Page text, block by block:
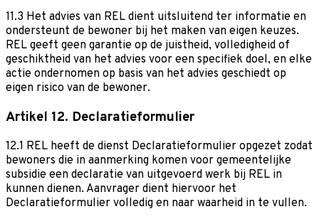
11.3 Het advies van REL dient uitsluitend ter informatie en
ondersteunt de bewoner bij het maken van eigen keuzes.
REL geeft geen garantie op de juistheid, volledigheid of
geschiktheid van het advies voor een specifiek doel, en elke
actie ondernomen op basis van het advies geschiedt op
eigen risico van de bewoner.
Artikel 12. Declaratieformulier
12.1 REL heeft de dienst Declaratieformulier opgezet zodat
bewoners die in aanmerking komen voor gemeentelijke
subsidie een declaratie van uitgevoerd werk bij REL in
kunnen dienen. Aanvrager dient hiervoor het
Declaratieformulier volledig en naar waarheid in te vullen.